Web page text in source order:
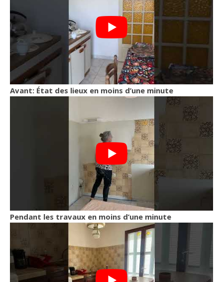
Avant: État des lieux en moins d’une minute
Pendant les travaux en moins d’une minute